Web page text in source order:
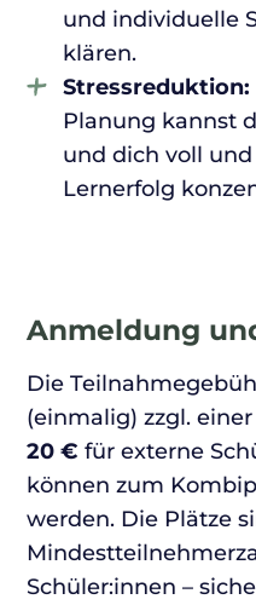
und individuelle
klären.
Stressreduktion:
Planung kannst
und dich voll
Lernerfolg
Anmeldung
Die
(einmalig) zzgl.
20 €für externe
können zum
werden. Die Plätze
Schüler:innen –